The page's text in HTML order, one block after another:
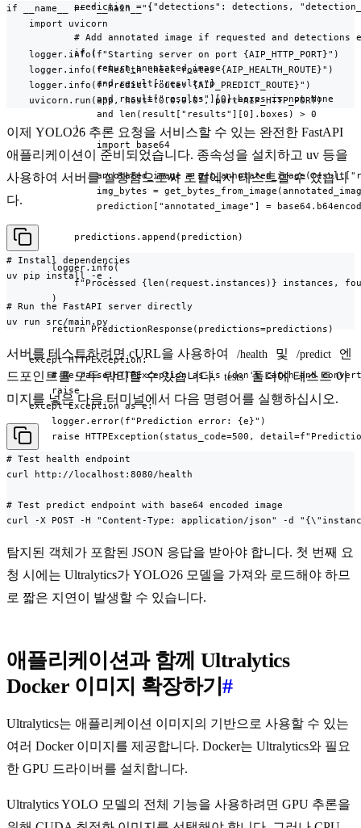
prediction = {"detections": detections,
# Add annotated image if requested and detections
            if (
                return_annotated_image
                and result["results"]
                and result["results"][0].boxes is not None
                and len(result["results"][0].boxes) > 0
            ):
                import base64
annotated_image =
img_bytes =
prediction["annotated_image"] =
            predictions.append(prediction)
        logger.info(
f"Processed {len(request.instances)} instances,
        )
        return PredictionResponse(predictions=predictions)
    except HTTPException:
# Re-raise HTTPException as-is (don't catch and
        raise
    except Exception as e:
        logger.error(f"Prediction error: {e}")
raise HTTPException(status_code=500,
if __name__ == "__main__":
    import uvicorn
    logger.info(f"Starting server on port {AIP_HTTP_PORT}")
    logger.info(f"Health check route: {AIP_HEALTH_ROUTE}")
    logger.info(f"Predict route: {AIP_PREDICT_ROUTE}")
    uvicorn.run(app, host="0.0.0.0", port=AIP_HTTP_PORT)
이제 YOLO26 추론 요청을 서비스할 수 있는 완전한 FastAPI
애플리케이션이 준비되었습니다. 종속성을 설치하고 uv 등을
사용하여 서버를 실행함으로써 로컬에서 테스트할 수 있습니
다.
# Install dependencies
uv pip install -e .
# Run the FastAPI server directly
uv run src/main.py
서버를 테스트하려면 cURL을 사용하여 /health 및 /predict
엔
드포인트를 모두 쿼리할 수 있습니다. tests 폴더에 테스트 이
미지를 넣은 다음 터미널에서 다음 명령어를 실행하십시오.
# Test health endpoint
curl http://localhost:8080/health
# Test predict endpoint with base64 encoded image
curl -X POST -H "Content-Type: application/json" -d
탐지된 객체가 포함된 JSON 응답을 받아야 합니다. 첫 번째 요
청 시에는 Ultralytics가 YOLO26 모델을 가져와 로드해야 하므
로 짧은 지연이 발생할 수 있습니다.
애플리케이션과 함께 Ultralytics
Docker 이미지 확장하기#
Ultralytics는 애플리케이션 이미지의 기반으로 사용할 수 있는
여러 Docker 이미지를 제공합니다. Docker는 Ultralytics와 필요
한 GPU 드라이버를 설치합니다.
Ultralytics YOLO 모델의 전체 기능을 사용하려면 GPU 추론을